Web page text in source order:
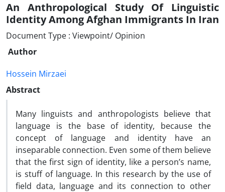
An Anthropological Study Of Linguistic
Identity Among Afghan Immigrants In Iran
Document Type : Viewpoint/ Opinion
Author
Hossein Mirzaei
Abstract
Many linguists and anthropologists believe that
language is the base of identity, because the
concept of language and identity have an
inseparable connection. Even some of them believe
that the first sign of identity, like a person’s name,
is stuff of language. In this research by the use of
field data, language and its connection to other